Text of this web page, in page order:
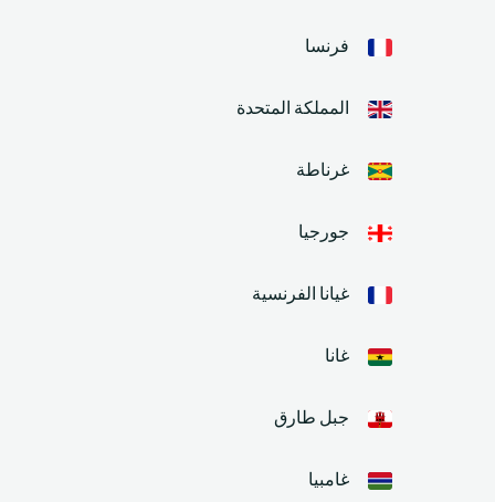
فرنسا
المملكة المتحدة
غرناطة
جورجيا
غيانا الفرنسية
غانا
جبل طارق
غامبيا